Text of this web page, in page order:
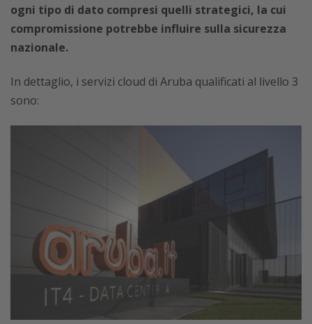
ogni tipo di dato compresi quelli strategici, la cui
compromissione potrebbe influire sulla sicurezza
nazionale.
In dettaglio, i servizi cloud di Aruba qualificati al livello 3
sono: